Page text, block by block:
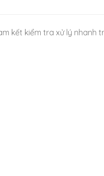
kết kiểm tra xử lý nhanh